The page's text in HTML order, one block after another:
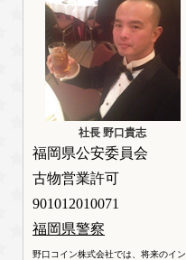
社長 野口貴志
福岡県公安委員会
古物営業許可
901012010071
福岡県警察
野口コイン株式会社では、将来のイン